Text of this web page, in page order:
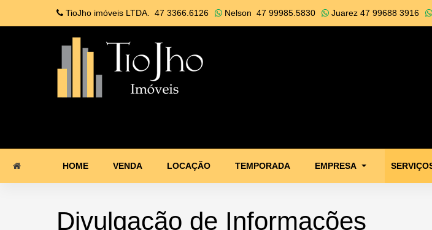
TioJho imóveis LTDA. 47 3366.6126 Nelson 47 99985.5830 Juarez 47 99688 3916
HOME VENDA LOCAÇÃO TEMPORADA EMPRESA
Divulgação de Informações